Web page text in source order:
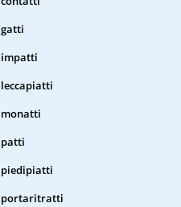
gatti
impatti
leccapiatti
monatti
patti
piedipiatti
portaritratti